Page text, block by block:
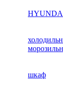
шкаф